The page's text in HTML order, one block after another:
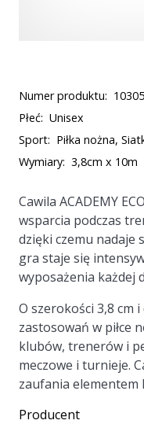
Numer produktu:
Płeć: Unisex
Sport: Piłka nożna,
Wymiary: 3,8cm x 10m
Cawila ACADEMY
wsparcia podczas
dzięki czemu nadaje
gra staje się
wyposażenia każdej
O szerokości 3,8 cm
zastosowań w piłce
klubów, trenerów i
meczowe i turnieje.
zaufania
Producent